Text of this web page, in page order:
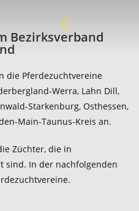
Bezirksverband
die Pferdezuchtvereine
Werra, Lahn Dill,
Starkenburg, Osthessen,
Main-Taunus-Kreis an.
Züchter, die in
sind. In der nachfolgenden